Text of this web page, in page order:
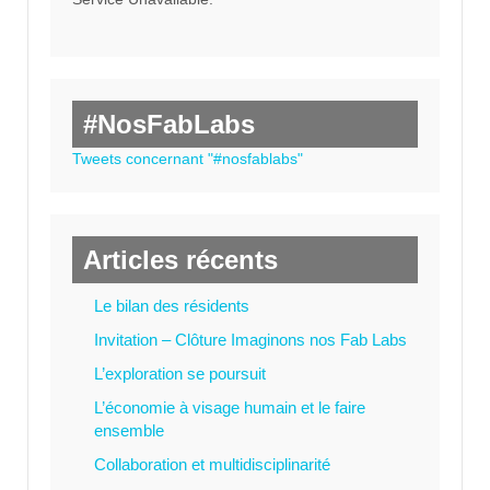
#NosFabLabs
Tweets concernant "#nosfablabs"
Articles récents
Le bilan des résidents
Invitation – Clôture Imaginons nos Fab Labs
L’exploration se poursuit
L’économie à visage humain et le faire
ensemble
Collaboration et multidisciplinarité